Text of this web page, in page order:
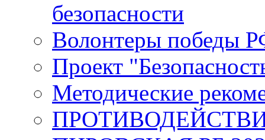
безопасности
Волонтеры победы
Проект
Методические